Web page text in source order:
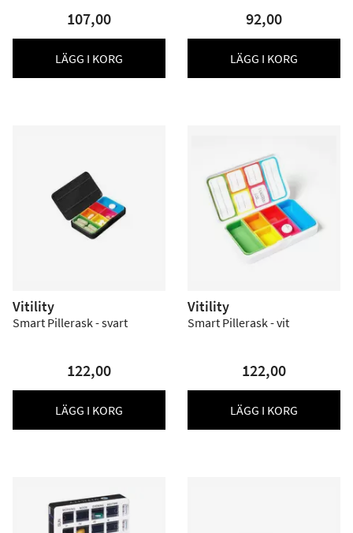
107,00
LÄGG I KORG
92,00
LÄGG I KORG
Vitility
Smart Pillerask - svart
122,00
LÄGG I KORG
Vitility
Smart Pillerask - vit
122,00
LÄGG I KORG